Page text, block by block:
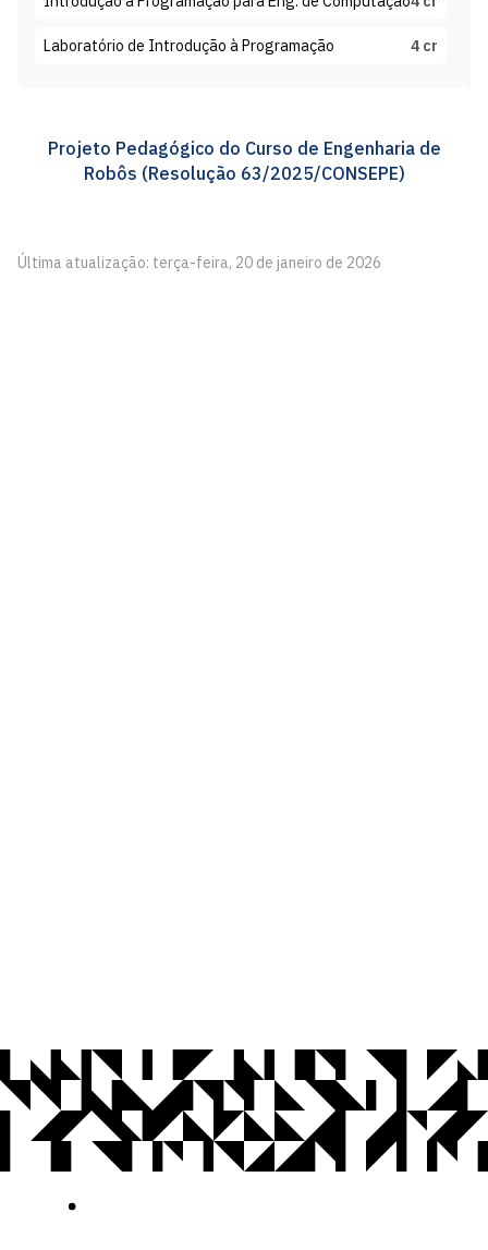
Laboratório de Introdução à Programação 4 cr
Projeto Pedagógico do Curso de Engenharia de
Robôs (Resolução 63/2025/CONSEPE)
Última atualização: terça-feira, 20 de janeiro de 2026